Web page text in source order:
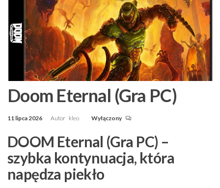
Doom Eternal (Gra PC)
11 lipca 2026 Autor kleo Wyłączony
DOOM Eternal (Gra PC) –
szybka kontynuacja, która
napędza piekło